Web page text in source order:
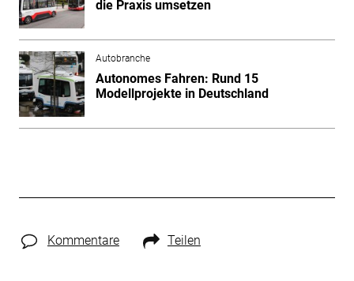
die Praxis umsetzen
Autobranche
Autonomes Fahren: Rund 15
Modellprojekte in Deutschland
Kommentare Teilen